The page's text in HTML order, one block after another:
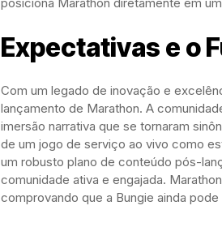
Expectativas e o
Com um legado de inovação e
lançamento de Marathon. A
imersão narrativa que se tornaram
de um jogo de serviço ao vivo como
um robusto plano de conteúdo pós-
comunidade ativa e engajada.
comprovando que a Bungie ainda